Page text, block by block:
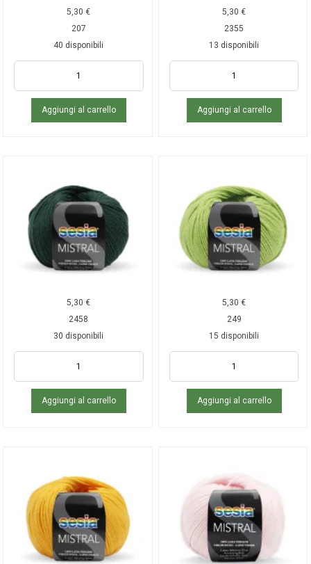
5,30€
207
40 disponibili
Aggiungi al carrello
5,30€
2355
13 disponibili
Aggiungi al carrello
5,30€
2458
30 disponibili
Aggiungi al carrello
5,30€
249
15 disponibili
Aggiungi al carrello